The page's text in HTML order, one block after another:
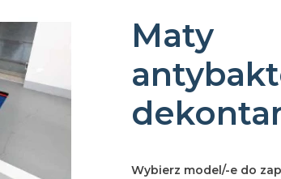
Maty
Wybierz model/-e do